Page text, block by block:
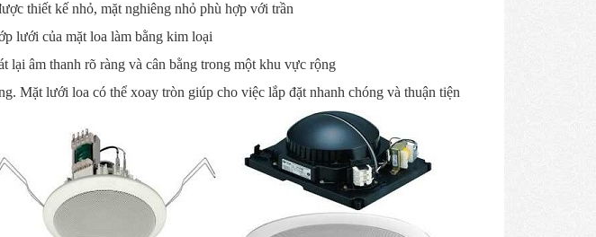
thiết kế nhỏ, mặt nghiêng nhỏ phù hợp với trần
lưới của mặt loa làm bằng kim loại
lại âm thanh rõ ràng và cân bằng trong một khu vực rộng
Mặt lưới loa có thể xoay tròn giúp cho việc lắp đặt nhanh chóng và thuận tiện